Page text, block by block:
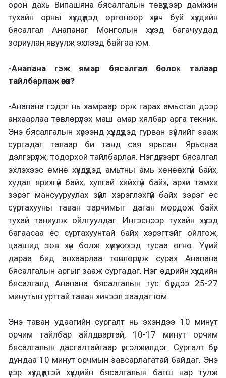
орон дахь Випашяна бясалгалын төвүүдээр дамжин
тухайн орны хүүхдүүдэд өргөнөөр хүрч буй хүүхдийн
бясалгал Анапанаг Монголын хүүхэд багачуудад
зориулан явуулж эхлээд байгаа юм.
-Анапана гэж ямар бясалгал болох талаар
тайлбарлаж өгөөч?
-Анапана гэдэг нь хамраар орж гарах амьсгал дээр
анхаарлаа төвлөрүүлэх маш амар хялбар арга текник.
Энэ бясалгалын хүрээнд хүүхдүүдэд гурван зүйлийг зааж
сургадаг талаар би танд сая ярьсан. Ярьснаа
дэлгэрүүлж, тодорхой тайлбарлая. Нэгдүгээрт бясалгал
эхлэхээс өмнө хүүхдүүдэд амьтны амь хөнөөхгүй байх,
худал ярихгүй байх, хулгай хийхгүй байх, архи тамхи
зэрэг мансууруулах зүйл хэрэглэхгүй байх зэрэг ёс
суртахууны таван зарчимыг даган мөрдөж байх
тухай таниулж ойлгуулдаг. Ингэснээр тухайн хүүхэд
багаасаа ёс суртахуунтай байх хэрэгтэйг ойлгож,
цаашид зөв хүн болж хүмүүжихэд тусаа өгнө. Үүний
дараа бид анхаарлаа төвлөрүүлж сурах Анапана
бясалгалын аргыг зааж сургадаг. Нэг өдрийн хүүхдийн
бясалгалд Анапана бясалгалын тус бүрдээ 25-27
минутын урттай таван хичээл заадаг юм.
Энэ таван удаагийн сургалт нь эхэндээ 10 минут
орчим тайлбар айлдвартай, 10-17 минут орчим
бясалгалын дасгалтайгаар үргэлжилдэг. Сургалт бүр
дундаа 10 минут орчмын завсарлагатай байдаг. Энэ
үеэр хүүхдүүдтэй хүүхдийн бясалгалын багш нар тулж